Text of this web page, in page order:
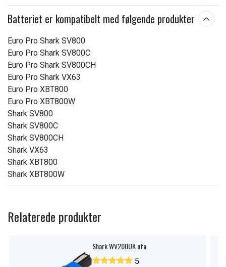
Batteriet er kompatibelt med følgende produkter
Euro Pro Shark SV800
Euro Pro Shark SV800C
Euro Pro Shark SV800CH
Euro Pro Shark VX63
Euro Pro XBT800
Euro Pro XBT800W
Shark SV800
Shark SV800C
Shark SV800CH
Shark VX63
Shark XBT800
Shark XBT800W
Relaterede produkter
Shark WV200UK ofa
5